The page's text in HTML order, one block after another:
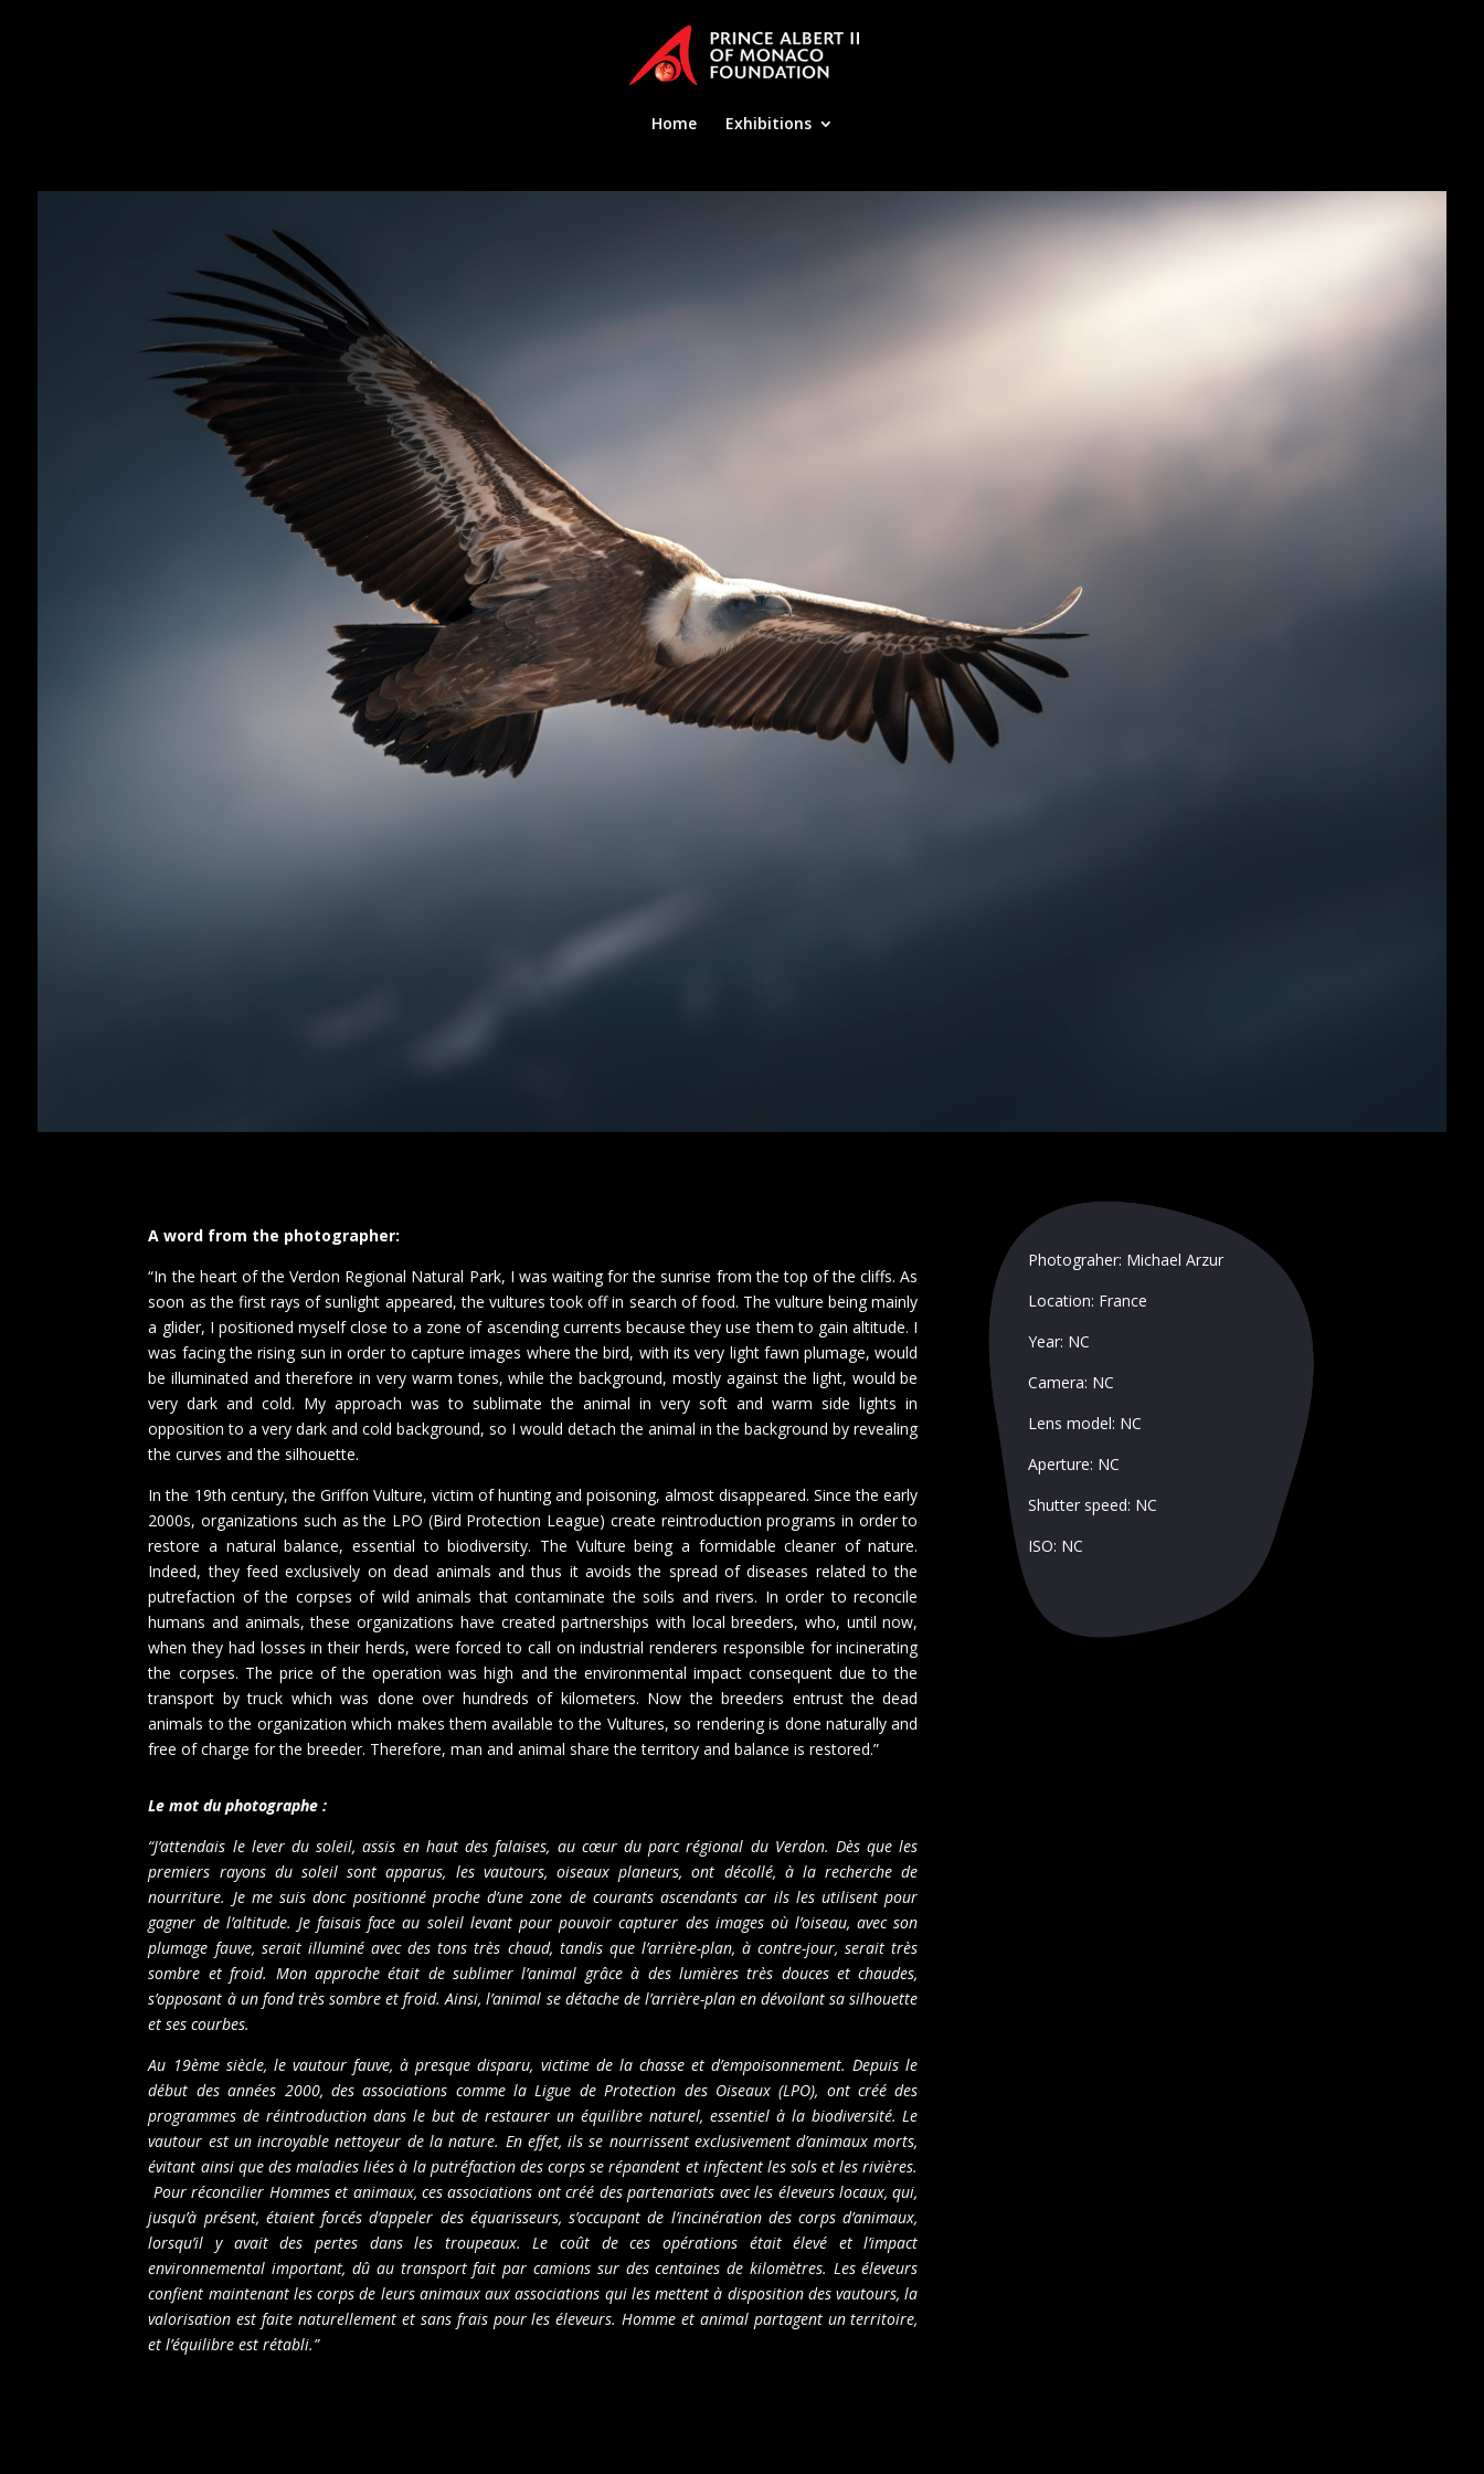
Home Exhibitions
A word from the photographer:
“In the heart of the Verdon Regional Natural Park, I was waiting for the sunrise from the top of the cliffs. As
soon as the first rays of sunlight appeared, the vultures took off in search of food. The vulture being mainly
a glider, I positioned myself close to a zone of ascending currents because they use them to gain altitude. I
was facing the rising sun in order to capture images where the bird, with its very light fawn plumage, would
be illuminated and therefore in very warm tones, while the background, mostly against the light, would be
very dark and cold. My approach was to sublimate the animal in very soft and warm side lights in
opposition to a very dark and cold background, so I would detach the animal in the background by revealing
the curves and the silhouette.
In the 19th century, the Griffon Vulture, victim of hunting and poisoning, almost disappeared. Since the early
2000s, organizations such as the LPO (Bird Protection League) create reintroduction programs in order to
restore a natural balance, essential to biodiversity. The Vulture being a formidable cleaner of nature.
Indeed, they feed exclusively on dead animals and thus it avoids the spread of diseases related to the
putrefaction of the corpses of wild animals that contaminate the soils and rivers. In order to reconcile
humans and animals, these organizations have created partnerships with local breeders, who, until now,
when they had losses in their herds, were forced to call on industrial renderers responsible for incinerating
the corpses. The price of the operation was high and the environmental impact consequent due to the
transport by truck which was done over hundreds of kilometers. Now the breeders entrust the dead
animals to the organization which makes them available to the Vultures, so rendering is done naturally and
free of charge for the breeder. Therefore, man and animal share the territory and balance is restored.”
Le mot du photographe :
“J’attendais le lever du soleil, assis en haut des falaises, au cœur du parc régional du Verdon. Dès que les
premiers rayons du soleil sont apparus, les vautours, oiseaux planeurs, ont décollé, à la recherche de
nourriture. Je me suis donc positionné proche d’une zone de courants ascendants car ils les utilisent pour
gagner de l’altitude. Je faisais face au soleil levant pour pouvoir capturer des images où l’oiseau, avec son
plumage fauve, serait illuminé avec des tons très chaud, tandis que l’arrière-plan, à contre-jour, serait très
sombre et froid. Mon approche était de sublimer l’animal grâce à des lumières très douces et chaudes,
s’opposant à un fond très sombre et froid. Ainsi, l’animal se détache de l’arrière-plan en dévoilant sa silhouette
et ses courbes.
Au 19ème siècle, le vautour fauve, à presque disparu, victime de la chasse et d’empoisonnement. Depuis le
début des années 2000, des associations comme la Ligue de Protection des Oiseaux (LPO), ont créé des
programmes de réintroduction dans le but de restaurer un équilibre naturel, essentiel à la biodiversité. Le
vautour est un incroyable nettoyeur de la nature. En effet, ils se nourrissent exclusivement d’animaux morts,
évitant ainsi que des maladies liées à la putréfaction des corps se répandent et infectent les sols et les rivières.
Pour réconcilier Hommes et animaux, ces associations ont créé des partenariats avec les éleveurs locaux, qui,
jusqu’à présent, étaient forcés d’appeler des équarisseurs, s’occupant de l’incinération des corps d’animaux,
lorsqu’il y avait des pertes dans les troupeaux. Le coût de ces opérations était élevé et l’impact
environnemental important, dû au transport fait par camions sur des centaines de kilomètres. Les éleveurs
confient maintenant les corps de leurs animaux aux associations qui les mettent à disposition des vautours, la
valorisation est faite naturellement et sans frais pour les éleveurs. Homme et animal partagent un territoire,
et l’équilibre est rétabli.”
Photograher: Michael Arzur
Location: France
Year: NC
Camera: NC
Lens model: NC
Aperture: NC
Shutter speed: NC
ISO: NC